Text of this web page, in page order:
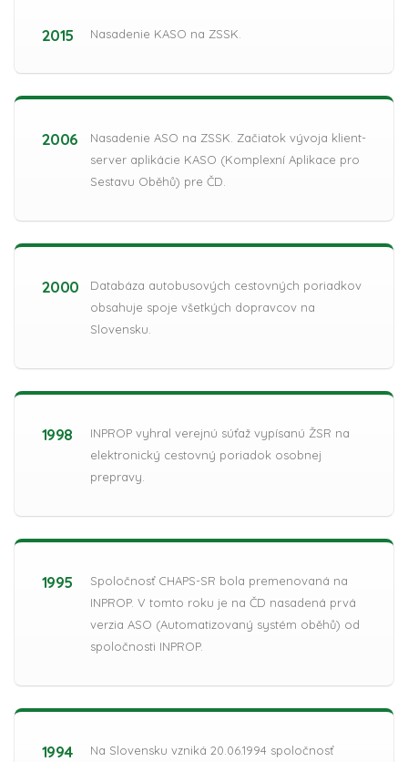
2015 Nasadenie KASO na ZSSK.
2006
Nasadenie ASO na ZSSK. Začiatok vývoja klient-
server aplikácie KASO (Komplexní Aplikace pro
Sestavu Oběhů) pre ČD.
2000
Databáza autobusových cestovných poriadkov
obsahuje spoje všetkých dopravcov na
Slovensku.
1998
INPROP vyhral verejnú súťaž vypísanú ŽSR na
elektronický cestovný poriadok osobnej
prepravy.
1995
Spoločnosť CHAPS-SR bola premenovaná na
INPROP. V tomto roku je na ČD nasadená prvá
verzia ASO (Automatizovaný systém oběhů) od
spoločnosti INPROP.
1994
Na Slovensku vzniká 20.06.1994 spoločnosť